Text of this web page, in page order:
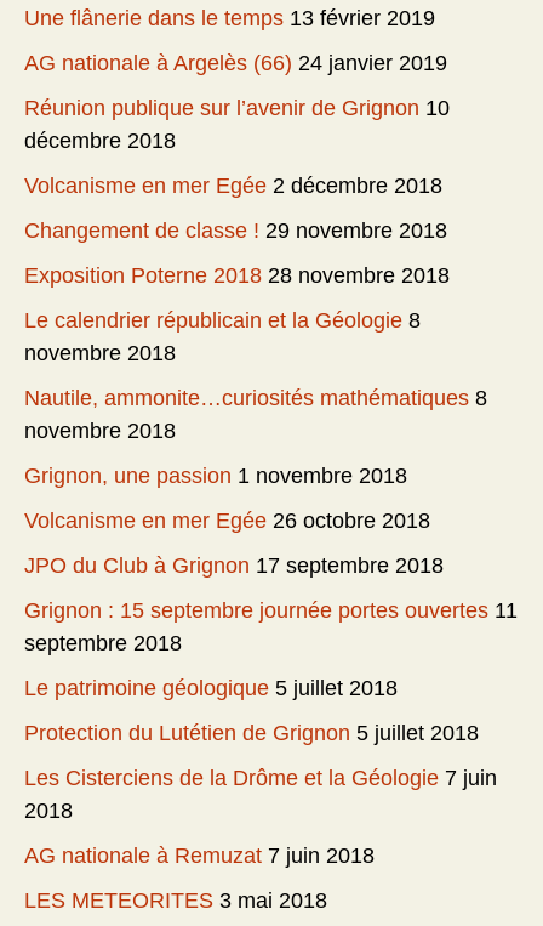
Une flânerie dans le temps 13 février 2019
AG nationale à Argelès (66) 24 janvier 2019
Réunion publique sur l’avenir de Grignon 10
décembre 2018
Volcanisme en mer Egée 2 décembre 2018
Changement de classe ! 29 novembre 2018
Exposition Poterne 2018 28 novembre 2018
Le calendrier républicain et la Géologie 8
novembre 2018
Nautile, ammonite…curiosités mathématiques 8
novembre 2018
Grignon, une passion 1 novembre 2018
Volcanisme en mer Egée 26 octobre 2018
JPO du Club à Grignon 17 septembre 2018
Grignon : 15 septembre journée portes ouvertes 11
septembre 2018
Le patrimoine géologique 5 juillet 2018
Protection du Lutétien de Grignon 5 juillet 2018
Les Cisterciens de la Drôme et la Géologie 7 juin
2018
AG nationale à Remuzat 7 juin 2018
LES METEORITES 3 mai 2018